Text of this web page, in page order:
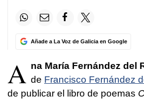
Añade a La Voz de Galicia en Google
A na María Fernández del
de Francisco Fernández
de publicar el libro de poemas